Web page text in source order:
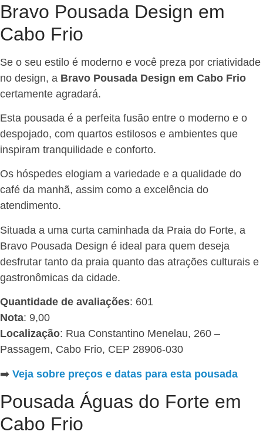
Bravo Pousada Design em
Cabo Frio
Se o seu estilo é moderno e você preza por criatividade
no design, a Bravo Pousada Design em Cabo Frio
certamente agradará.
Esta pousada é a perfeita fusão entre o moderno e o
despojado, com quartos estilosos e ambientes que
inspiram tranquilidade e conforto.
Os hóspedes elogiam a variedade e a qualidade do
café da manhã, assim como a excelência do
atendimento.
Situada a uma curta caminhada da Praia do Forte, a
Bravo Pousada Design é ideal para quem deseja
desfrutar tanto da praia quanto das atrações culturais e
gastronômicas da cidade.
Quantidade de avaliações: 601
Nota: 9,00
Localização: Rua Constantino Menelau, 260 –
Passagem, Cabo Frio, CEP 28906-030
➡️ Veja sobre preços e datas para esta pousada
Pousada Águas do Forte em
Cabo Frio